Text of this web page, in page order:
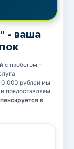
- ваша
с пробегом -
рублей мы
предоставляем
в